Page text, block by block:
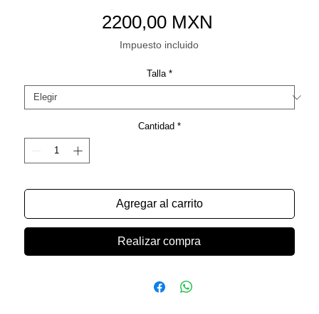
2200,00 MXN
Impuesto incluido
Talla *
Cantidad *
Agregar al carrito
Realizar compra